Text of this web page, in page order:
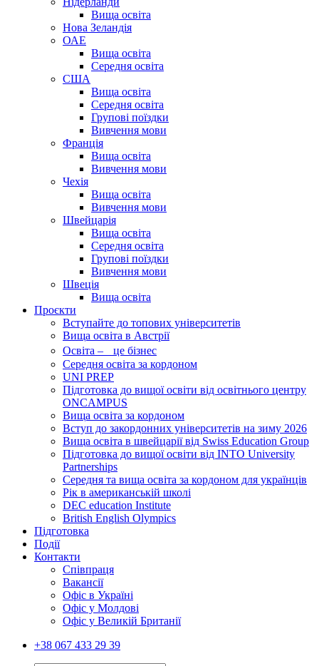
Вища освіта
Нова Зеландія
ОАЕ
Вища освіта
Середня освіта
США
Вища освіта
Середня освіта
Групові поїздки
Вивчення мови
Франція
Вища освіта
Вивчення мови
Чехія
Вища освіта
Вивчення мови
Швейцарія
Вища освіта
Середня освіта
Групові поїздки
Вивчення мови
Швеція
Вища освіта
Проєкти
Вступайте до топових університетів
Вища освіта в Австрії
Освіта – це бізнес
Середня освіта за кордоном
UNI PREP
Підготовка до вищої освіти від освітнього центру
ONCAMPUS
Вища освіта за кордоном
Вступ до закордонних університетів на зиму 2026
Вища освіта в швейцарії від Swiss Education Group
Підготовка до вищої освіти від INTO University
Partnerships
Середня та вища освіта за кордоном для українців
Рік в американській школі
DEC education Institute
British English Olympics
Підготовка
Події
Контакти
Співпраця
Вакансії
Офіс в Україні
Офіс у Молдові
Офіс у Великій Британії
+38 067 433 29 39